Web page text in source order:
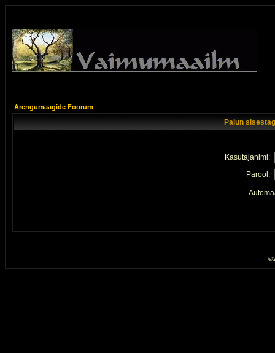
Arengumaagide Foorum
Palun
Kasutajanimi:
Parool:
©